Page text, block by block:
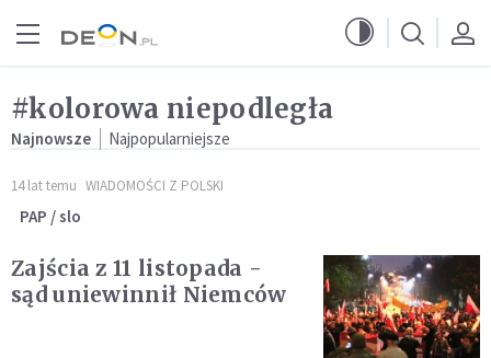
#kolorowa niepodległa
Najnowsze Najpopularniejsze
14 lat temu WIADOMOŚCI Z POLSKI
PAP / slo
Zajścia z 11 listopada -
sąd uniewinnił Niemców